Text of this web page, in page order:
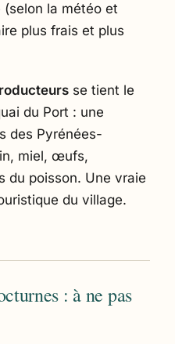
(selon la météo et
plus frais et plus
se tient le
du Port : une
des Pyrénées-
miel, œufs,
du poisson. Une vraie
du village.
: à ne pas